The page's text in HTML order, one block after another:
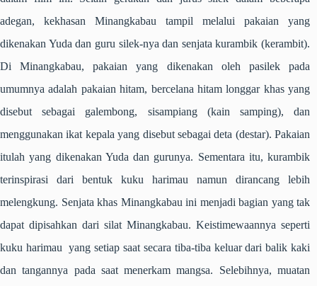
adegan, kekhasan Minangkabau tampil melalui pakaian yang
dikenakan Yuda dan guru silek-nya dan senjatakurambik (kerambit).
Di Minangkabau, pakaian yang dikenakan oleh pasilekpada
umumnya adalah pakaian hitam, bercelana hitam longgar khas yang
disebut sebagai galembong, sisampiang(kain samping), dan
menggunakan ikat kepala yang disebut sebagaideta (destar). Pakaian
itulah yang dikenakan Yuda dan gurunya. Sementara itu, kurambik
terinspirasi dari bentuk kuku harimau namun dirancang lebih
melengkung. Senjata khas Minangkabau ini menjadi bagian yang tak
dapat dipisahkan dari silat Minangkabau. Keistimewaannya seperti
kuku harimau yang setiap saat secara tiba-tiba keluar dari balik kaki
dan tangannya pada saat menerkam mangsa. Selebihnya, muatan